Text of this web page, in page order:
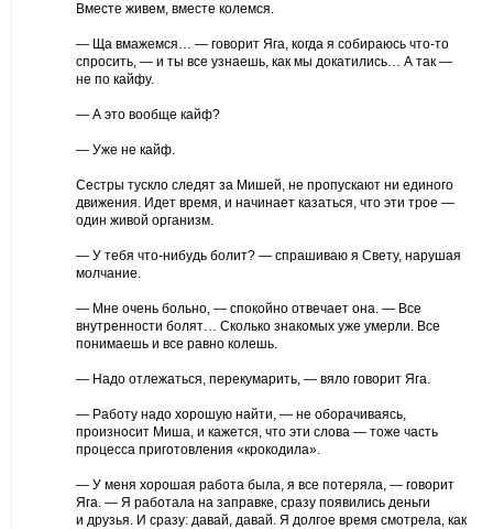
Вместе живем, вместе колемся.
— Ща вмажемся… — говорит Яга, когда я собираюсь что-то
спросить, — и ты все узнаешь, как мы докатились… А так —
не по кайфу.
— А это вообще кайф?
— Уже не кайф.
Сестры тускло следят за Мишей, не пропускают ни единого
движения. Идет время, и начинает казаться, что эти трое —
один живой организм.
— У тебя что-нибудь болит? — спрашиваю я Свету, нарушая
молчание.
— Мне очень больно, — спокойно отвечает она. — Все
внутренности болят… Сколько знакомых уже умерли. Все
понимаешь и все равно колешь.
— Надо отлежаться, перекумарить, — вяло говорит Яга.
— Работу надо хорошую найти, — не оборачиваясь,
произносит Миша, и кажется, что эти слова — тоже часть
процесса приготовления «крокодила».
— У меня хорошая работа была, я все потеряла, — говорит
Яга. — Я работала на заправке, сразу появились деньги
и друзья. И сразу: давай, давай. Я долгое время смотрела, как